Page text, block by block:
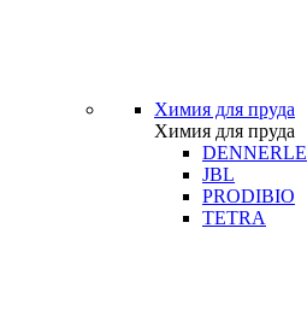
Химия для пруда
Химия для пруда
DENNERLE
JBL
PRODIBIO
TETRA